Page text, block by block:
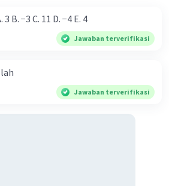
dari |−7+4|=… A. 3 B. −3 C. 11 D. −4 E. 4
Jawaban terverifikasi
Jawaban terverifikasi